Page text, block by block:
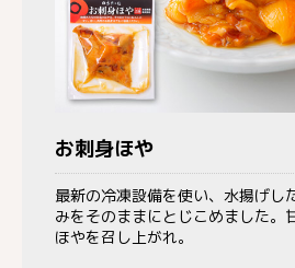
お刺身ほや
最新の冷凍設備を使い、水揚げし
みをそのままにとじこめました。
ほやを召し上がれ。